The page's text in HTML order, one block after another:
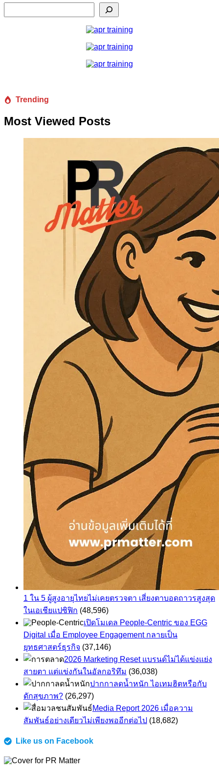
Trending
Most Viewed Posts
1 ใน 5 ผู้สูงอายุไทยไม่เคยตรวจตา เสี่ยงตาบอดถาวรสูงสุด
ในเอเชียแปซิฟิก (48,596)
เปิดโมเดล People-Centric ของ EGG
Digital เมื่อ Employee Engagement กลายเป็น
ยุทธศาสตร์ธุรกิจ (37,146)
2026 Marketing Reset แบรนด์ไม่ได้แข่งแย่ง
สายตา แต่แข่งกันในอัลกอริทึม (36,038)
ปากกาลดน้ำหนัก ไอเทมฮิตหรือกับ
ดักสุขภาพ? (26,297)
Media Report 2026 เมื่อความ
สัมพันธ์อย่างเดียวไม่เพียงพออีกต่อไป (18,682)
Like us on Facebook